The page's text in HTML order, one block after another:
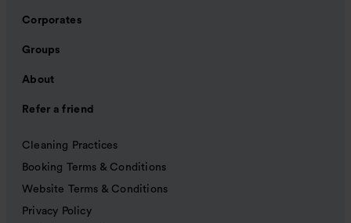
Corporates
Groups
About
Refer a friend
Cleaning Practices
Booking Terms & Conditions
Website Terms & Conditions
Privacy Policy